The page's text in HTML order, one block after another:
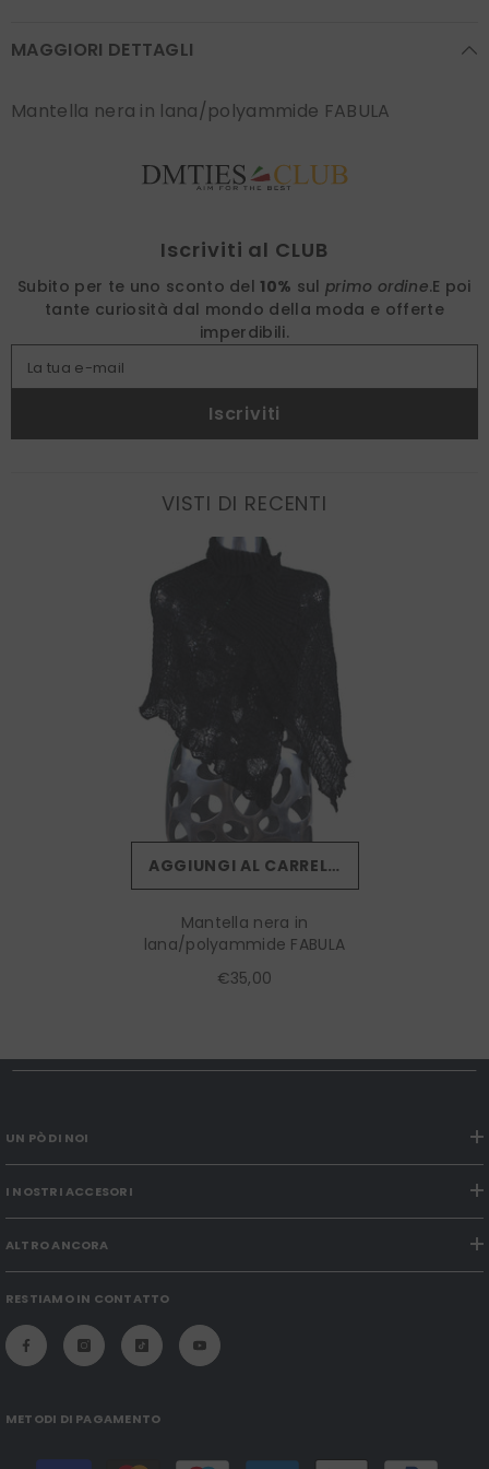
MAGGIORI DETTAGLI
Mantella nera in lana/polyammide FABULA
Iscriviti al CLUB
Subito per te uno sconto del 10% sulprimo ordine.E poi
tante curiosità dal mondo della moda e offerte
imperdibili.
La tua e-mail
Iscriviti
VISTI DI RECENTI
AGGIUNGI AL CARRELLO
Mantella nera in
lana/polyammide FABULA
€35,00
UN PÒ DI NOI
I NOSTRI ACCESORI
ALTRO ANCORA
RESTIAMO IN CONTATTO
METODI DI PAGAMENTO
Modalità